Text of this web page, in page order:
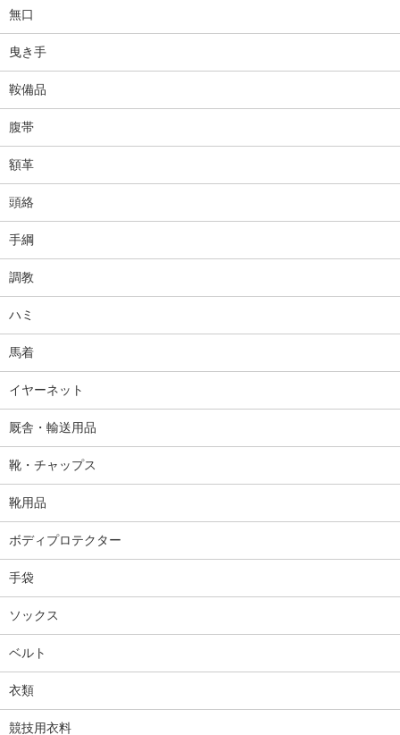
無口
曳き手
鞍備品
腹帯
額革
頭絡
手綱
調教
ハミ
馬着
イヤーネット
厩舎・輸送用品
靴・チャップス
靴用品
ボディプロテクター
手袋
ソックス
ベルト
衣類
競技用衣料